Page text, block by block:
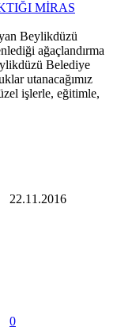
MİRAS
Beylikdüzü
ağaçlandırma
Belediye
utanacağımız
işlerle, eğitimle,
22.11.2016
0